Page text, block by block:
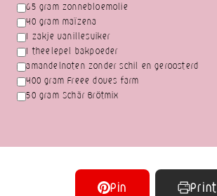
65 gram zonnebloemolie
40 gram maïzena
1 zakje vanillesuiker
1 theelepel bakpoeder
amandelnoten zonder schil en geroosterd
400 gram Freee doves farm
50 gram Schär Brötmix
Pin Print